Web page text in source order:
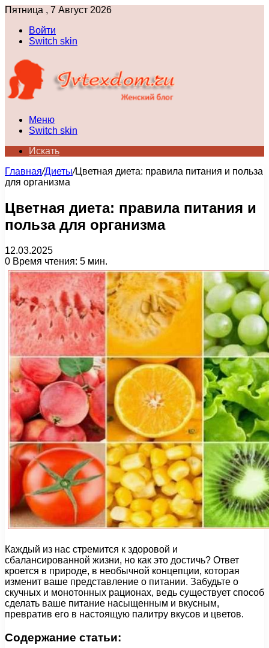
Пятница , 7 Август 2026
Войти
Switch skin
Меню
Switch skin
Искать
Главная/Диеты/Цветная диета: правила питания и польза
для организма
Цветная диета: правила питания и
польза для организма
12.03.2025
0 Время чтения: 5 мин.
Каждый из нас стремится к здоровой и
сбалансированной жизни, но как это достичь? Ответ
кроется в природе, в необычной концепции, которая
изменит ваше представление о питании. Забудьте о
скучных и монотонных рационах, ведь существует способ
сделать ваше питание насыщенным и вкусным,
превратив его в настоящую палитру вкусов и цветов.
Содержание статьи: